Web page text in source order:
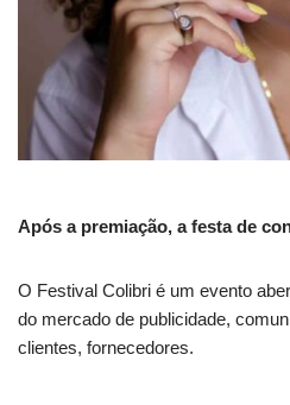
Após a premiação, a festa de
O Festival Colibri é um evento
do mercado de publicidade,
clientes, fornecedores.